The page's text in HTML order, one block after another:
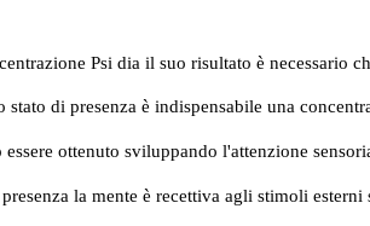
Psi dia il suo risultato è necessario
stato di presenza è indispensabile una
essere ottenuto sviluppando l'attenzione
la mente è recettiva agli stimoli esterni